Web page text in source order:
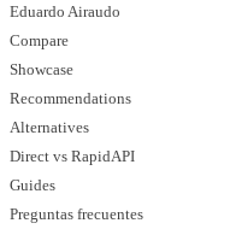
Eduardo Airaudo
Compare
Showcase
Recommendations
Alternatives
Direct vs RapidAPI
Guides
Preguntas frecuentes